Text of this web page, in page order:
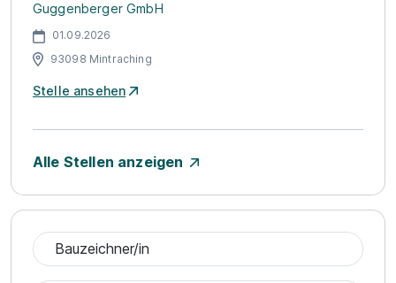
Guggenberger GmbH
01.09.2026
93098 Mintraching
Stelle ansehen
Alle Stellen anzeigen